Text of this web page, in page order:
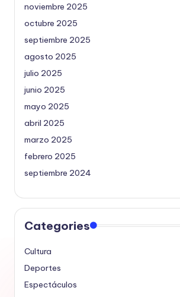
noviembre 2025
octubre 2025
septiembre 2025
agosto 2025
julio 2025
junio 2025
mayo 2025
abril 2025
marzo 2025
febrero 2025
septiembre 2024
Categories
Cultura
Deportes
Espectáculos